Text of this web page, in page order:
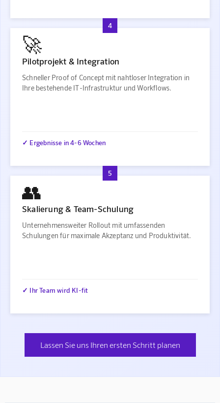
4
🚀
Pilotprojekt & Integration
Schneller Proof of Concept mit nahtloser Integration in
Ihre bestehende IT-Infrastruktur und Workflows.
✓ Ergebnisse in 4-6 Wochen
5
👥
Skalierung & Team-Schulung
Unternehmensweiter Rollout mit umfassenden
Schulungen für maximale Akzeptanz und Produktivität.
✓ Ihr Team wird KI-fit
Lassen Sie uns Ihren ersten Schritt planen